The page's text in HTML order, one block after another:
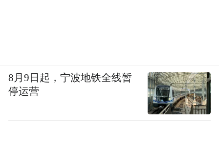
8月9日起，宁波地铁全线暂
停运营